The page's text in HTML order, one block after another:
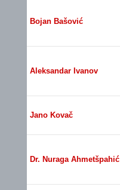
Bojan Bašović
Aleksandar Ivanov
Jano Kovač
Dr. Nuraga Ahmetšpahić